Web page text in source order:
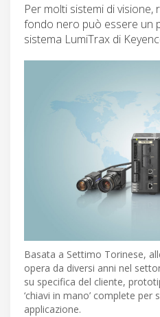
Per molti sistemi di
fondo nero può essere un
sistema LumiTrax di
Basata a Settimo Torinese,
opera da diversi anni nel
su specifica del cliente,
‘chiavi in mano’ complete per
applicazione.